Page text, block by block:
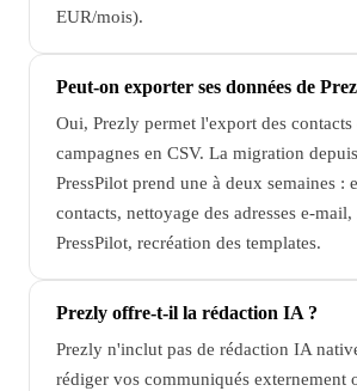
EUR/mois).
Peut-on exporter ses données de
Oui, Prezly permet l'export des contacts
campagnes en CSV. La migration
PressPilot prend une à deux semaines :
contacts, nettoyage des adresses e-
PressPilot, recréation des templates.
Prezly offre-t-il la rédaction IA ?
Prezly n'inclut pas de rédaction IA
rédiger vos communiqués externement